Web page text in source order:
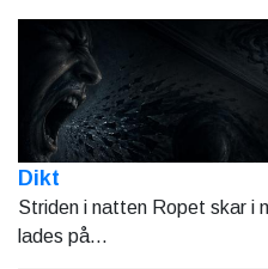
Dikt
Striden i natten Ropet skar i
lades på...